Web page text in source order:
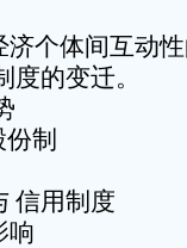
个体间互动
的变迁。
制
信用制度
响